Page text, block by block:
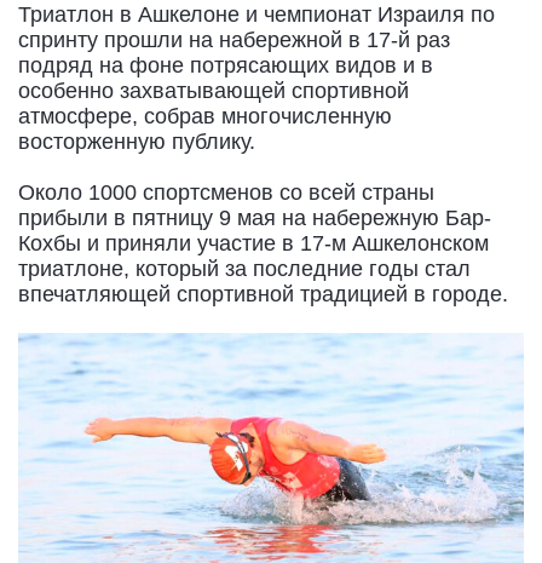
Триатлон в Ашкелоне и чемпионат Израиля по
спринту прошли на набережной в 17-й раз
подряд на фоне потрясающих видов и в
особенно захватывающей спортивной
атмосфере, собрав многочисленную
восторженную публику.
Около 1000 спортсменов со всей страны
прибыли в пятницу 9 мая на набережную Бар-
Кохбы и приняли участие в 17-м Ашкелонском
триатлоне, который за последние годы стал
впечатляющей спортивной традицией в городе.